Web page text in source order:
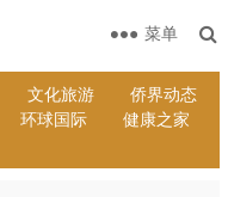
文化旅游
侨界动态
环球国际
健康之家
菜单